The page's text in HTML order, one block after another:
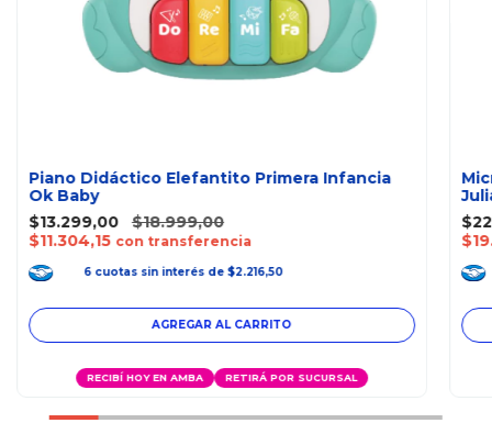
Piano Didáctico Elefantito Primera Infancia
Ok Baby
$13.299,00
$18.999,00
$11.304,15 con transferencia
6 cuotas sin interés de $2.216,50
RECIBÍ HOY EN AMBA RETIRÁ POR SUCURSAL